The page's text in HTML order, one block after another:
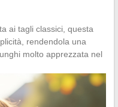
ai tagli classici, questa
rendendola una
molto apprezzata nel